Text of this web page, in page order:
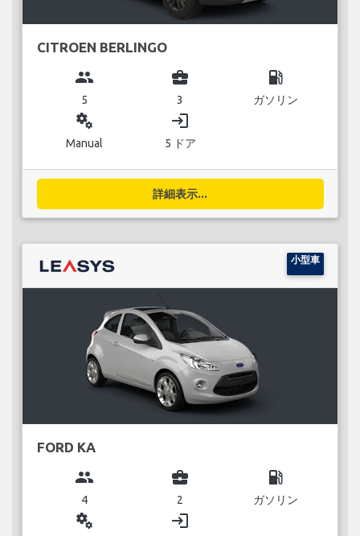
CITROEN BERLINGO
group
5
business_center
3
local_gas_station
ガソリン
miscellaneous_services
Manual
login
5 ドア
詳細表示...
小型車
FORD KA
group
4
business_center
2
local_gas_station
ガソリン
miscellaneous_services login